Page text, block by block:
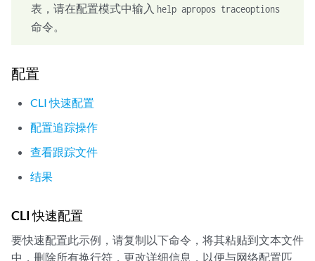
表，请在配置模式中输入 help apropos traceoptions
命令。
配置
CLI 快速配置
配置追踪操作
查看跟踪文件
结果
CLI 快速配置
要快速配置此示例，请复制以下命令，将其粘贴到文本文件
中，删除所有换行符，更改详细信息，以便与网络配置匹